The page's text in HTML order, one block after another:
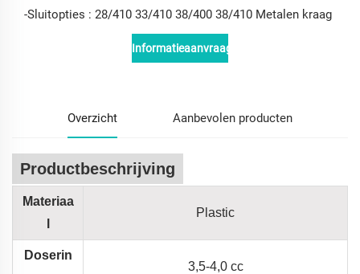
-Sluitopties : 28/410 33/410 38/400 38/410 Metalen kraag
Informatieaanvraag
Overzicht Aanbevolen producten
Productbeschrijving
Materiaa
Plastic
Doserin
3,5-4,0 cc